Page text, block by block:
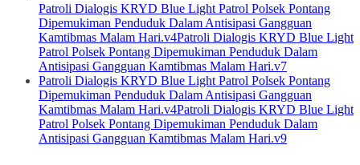
Patroli Dialogis KRYD Blue Light Patrol Polsek Pontang
Dipemukiman Penduduk Dalam Antisipasi Gangguan
Kamtibmas Malam Hari.v4Patroli Dialogis KRYD Blue Light
Patrol Polsek Pontang Dipemukiman Penduduk Dalam
Antisipasi Gangguan Kamtibmas Malam Hari.v7
Patroli Dialogis KRYD Blue Light Patrol Polsek Pontang
Dipemukiman Penduduk Dalam Antisipasi Gangguan
Kamtibmas Malam Hari.v4Patroli Dialogis KRYD Blue Light
Patrol Polsek Pontang Dipemukiman Penduduk Dalam
Antisipasi Gangguan Kamtibmas Malam Hari.v9